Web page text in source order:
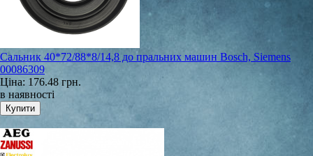
Сальник 40*72/88*8/14,8 до пральних машин Bosch, Siemens
00086309
Ціна: 176.48 грн.
в наявності